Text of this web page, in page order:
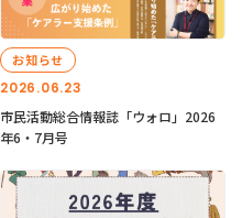
2026.06.23
お知らせ
市民活動総合情報誌「ウォロ」2026
年6・7月号